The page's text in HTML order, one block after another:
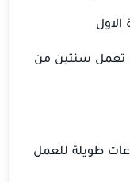
تعمل سنتين من
طويلة للعمل